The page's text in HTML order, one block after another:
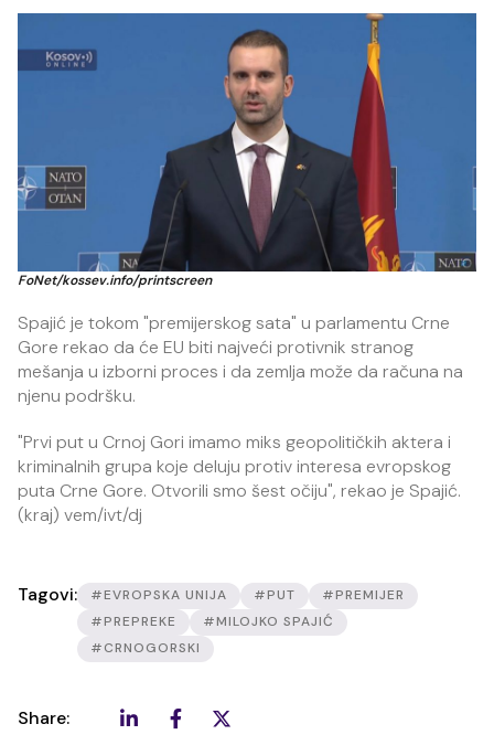
FoNet/kossev.info/printscreen
Spajić je tokom "premijerskog sata" u parlamentu Crne
Gore rekao da će EU biti najveći protivnik stranog
mešanja u izborni proces i da zemlja može da računa na
njenu podršku.
"Prvi put u Crnoj Gori imamo miks geopolitičkih aktera i
kriminalnih grupa koje deluju protiv interesa evropskog
puta Crne Gore. Otvorili smo šest očiju", rekao je Spajić.
(kraj) vem/ivt/dj
Tagovi: #EVROPSKA UNIJA #PUT
#PREMIJER
#PREPREKE
#MILOJKO SPAJIĆ
#CRNOGORSKI
Share: